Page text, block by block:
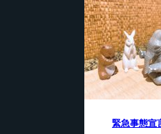
緊急事態宣